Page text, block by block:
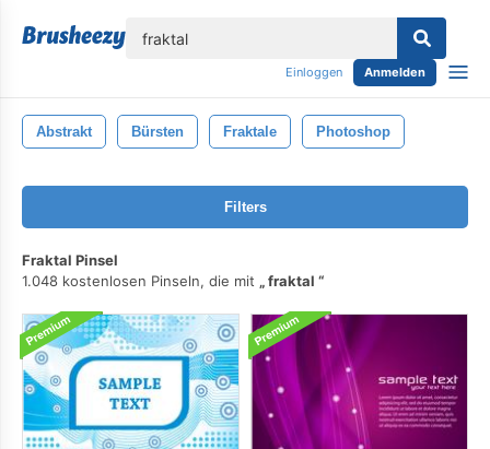
Einloggen Anmelden
Abstrakt Bürsten Fraktale Photoshop
Filters
Fraktal Pinsel
1.048 kostenlosen Pinseln, die mit
fraktal